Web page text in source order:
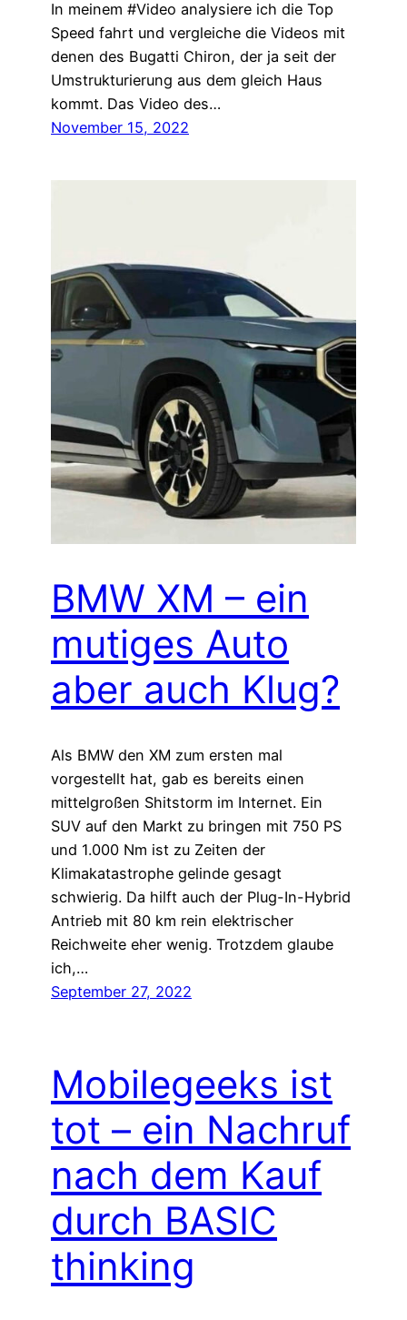
In meinem #Video analysiere ich die Top
Speed fahrt und vergleiche die Videos mit
denen des Bugatti Chiron, der ja seit der
Umstrukturierung aus dem gleich Haus
kommt. Das Video des…
November 15, 2022
BMW XM – ein
mutiges Auto
aber auch Klug?
Als BMW den XM zum ersten mal
vorgestellt hat, gab es bereits einen
mittelgroßen Shitstorm im Internet. Ein
SUV auf den Markt zu bringen mit 750 PS
und 1.000 Nm ist zu Zeiten der
Klimakatastrophe gelinde gesagt
schwierig. Da hilft auch der Plug-In-Hybrid
Antrieb mit 80 km rein elektrischer
Reichweite eher wenig. Trotzdem glaube
ich,…
September 27, 2022
Mobilegeeks ist
tot – ein Nachruf
nach dem Kauf
durch BASIC
thinking